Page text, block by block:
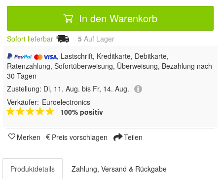
In den Warenkorb
Sofort lieferbar 5 Auf Lager
, Lastschrift, Kreditkarte, Debitkarte,
Ratenzahlung, Sofortüberweisung, Überweisung, Bezahlung nach
30 Tagen
Zustellung: Di, 11. Aug. bis Fr, 14. Aug.
Verkäufer: Euroelectronics
100% positiv
Merken Preis vorschlagen Teilen
Produktdetails Zahlung, Versand & Rückgabe